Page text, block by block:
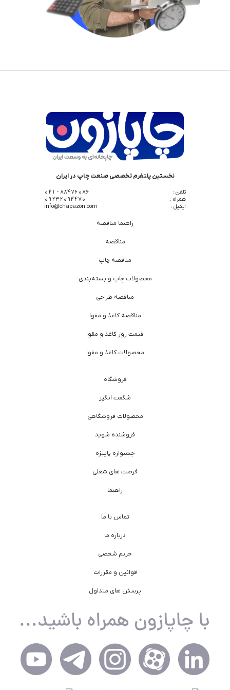
نخستین پلتفرم تخصصی صنعت چاپ در ایران
تلفن :
88476086 - 021
همراه :
09232094470
ایمیل :
info@chapazon.com
راهنما مناقصه
مناقصه
مناقصه چاپ
محصولات چاپ و بسته‌بندی
مناقصه طراحی
مناقصه کاغذ و مقوا
قیمت روز کاغذ و مقوا
محصولات کاغذ و مقوا
فروشگاه
شگفت انگیز
محصولات فروشگاهی
فروشنده شوید
جشنواره پاییزه
فرصت های شغلی
راهنما
تماس با ما
درباره ما
حریم شخصی
قوانین و مقررات
پرسش های متداول